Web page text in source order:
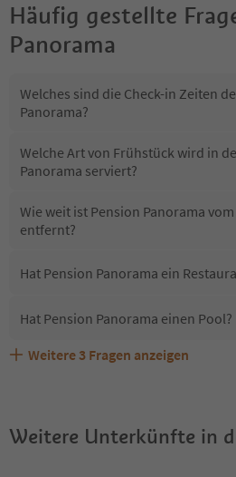
Häufig gestellte
Panorama
Welches sind die Check-in Zeiten
Panorama?
Welche Art von Frühstück wird in
Panorama serviert?
Wie weit ist Pension Panorama
entfernt?
Hat Pension Panorama ein
Hat Pension Panorama einen Pool?
Sind Haustiere in der Unterkunft
Welche Services bietet Pension
Erhalten die Gäste von Pension Panorama einen
Weitere 3 Fragen anzeigen
Weitere Unterkünfte in